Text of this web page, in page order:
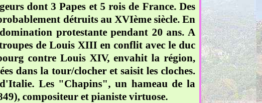
dont 3 Papes et 5 rois de France. Des
détruits au XVIème siècle. En
protestante pendant 20 ans. A
de Louis XIII en conflit avec le duc
contre Louis XIV, envahit la région,
dans la tour/clocher et saisit les cloches.
Les "Chapins", un hameau de la
compositeur et pianiste virtuose.